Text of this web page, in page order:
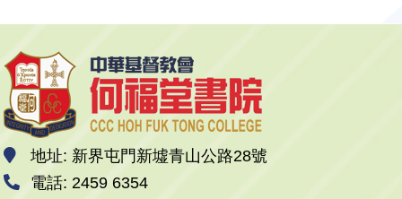
地址: 新界屯門新墟青山公路28號
電話: 2459 6354